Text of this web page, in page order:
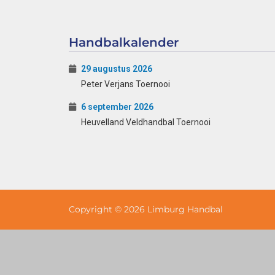
Handbalkalender
29 augustus 2026
Peter Verjans Toernooi
6 september 2026
Heuvelland Veldhandbal Toernooi
Copyright © 2026 Limburg Handbal